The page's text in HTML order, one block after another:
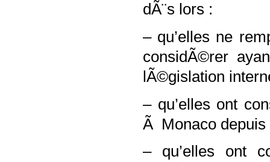
dÃ¨s lors :
– qu’elles ne
considÃ©rer
lÃ©gislation
– qu’elles ont
Ã Monaco depuis
– qu’elles ont